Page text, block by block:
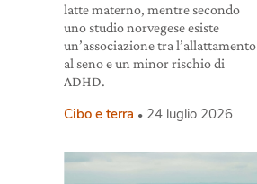
latte materno, mentre secondo
uno studio norvegese esiste
un’associazione tra l’allattamento
al seno e un minor rischio di
ADHD.
Cibo e terra 24 luglio 2026